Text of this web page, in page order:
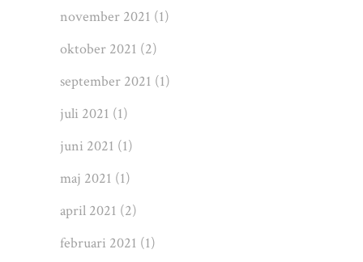
november 2021 (1)
oktober 2021 (2)
september 2021 (1)
juli 2021 (1)
juni 2021 (1)
maj 2021 (1)
april 2021 (2)
februari 2021 (1)